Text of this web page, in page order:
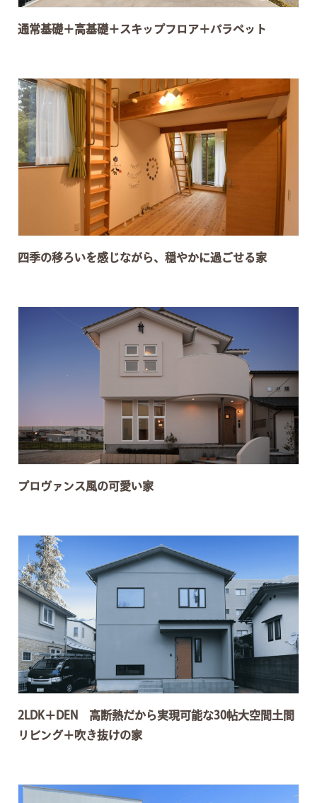
通常基礎＋高基礎＋スキップフロア＋パラペット
四季の移ろいを感じながら、穏やかに過ごせる家
プロヴァンス風の可愛い家
2LDK＋DEN 高断熱だから実現可能な30帖大空間土間
リビング＋吹き抜けの家